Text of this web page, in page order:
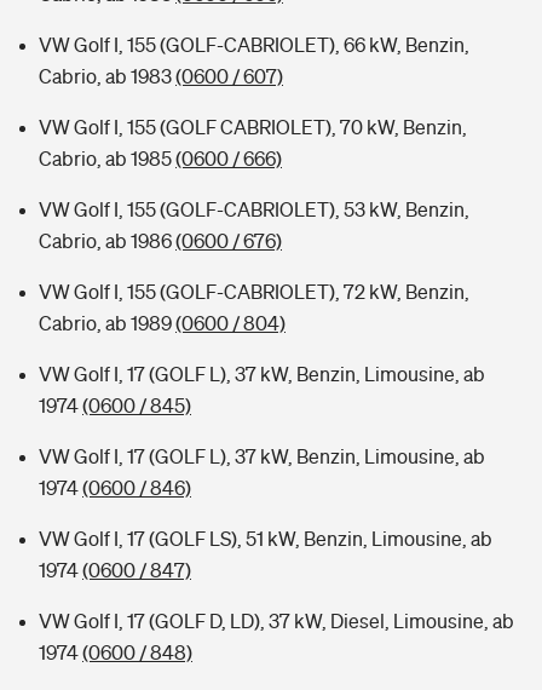
VW Golf I, 155 (GOLF-CABRIOLET), 66 kW, Benzin,
Cabrio, ab 1983(0600 / 607)
VW Golf I, 155 (GOLF CABRIOLET), 70 kW, Benzin,
Cabrio, ab 1985(0600 / 666)
VW Golf I, 155 (GOLF-CABRIOLET), 53 kW, Benzin,
Cabrio, ab 1986(0600 / 676)
VW Golf I, 155 (GOLF-CABRIOLET), 72 kW, Benzin,
Cabrio, ab 1989(0600 / 804)
VW Golf I, 17 (GOLF L), 37 kW, Benzin, Limousine, ab
1974(0600 / 845)
VW Golf I, 17 (GOLF L), 37 kW, Benzin, Limousine, ab
1974(0600 / 846)
VW Golf I, 17 (GOLF LS), 51 kW, Benzin, Limousine, ab
1974(0600 / 847)
VW Golf I, 17 (GOLF D, LD), 37 kW, Diesel, Limousine, ab
1974(0600 / 848)